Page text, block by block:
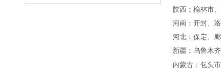
陕西：榆林市
河南：开封、
河北：保定、
新疆：乌鲁木
内蒙古：包头市